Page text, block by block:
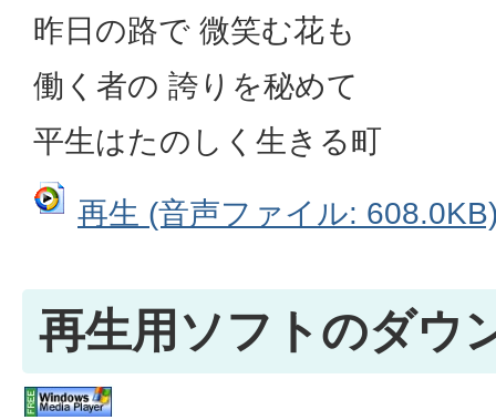
昨日の路で 微笑む花も
働く者の 誇りを秘めて
平生はたのしく生きる町
再生 (音声ファイル:
再生用ソフトのダウ